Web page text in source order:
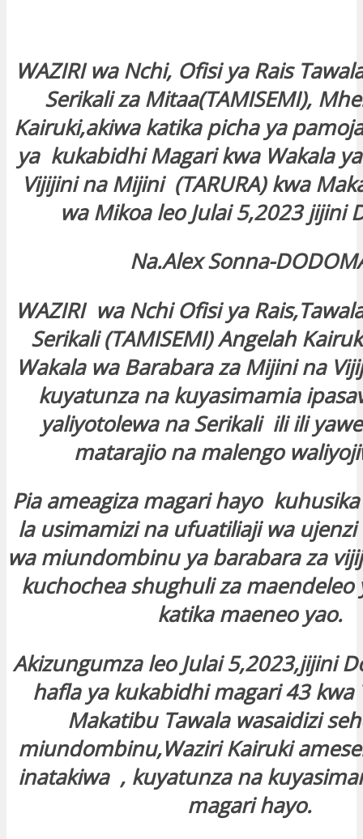
WAZIRI wa Nchi, Ofisi ya Rais
Serikali za Mitaa(TAMISEMI),
Kairuki,akiwa katika picha ya
ya kukabidhi Magari kwa Wakala
Vijijini na Mijini (TARURA) kwa
wa Mikoa leo Julai 5,2023 jijini
Na.Alex Sonna-
WAZIRI wa Nchi Ofisi ya
Serikali (TAMISEMI) Angelah
Wakala wa Barabara za Mijini na
kuyatunza na kuyasimamia
yaliyotolewa na Serikali ili ili
matarajio na malengo
Pia ameagiza magari hayo
la usimamizi na ufuatiliaji wa
wa miundombinu ya barabara za
kuchochea shughuli za maendeleo
katika maeneo yao.
Akizungumza leo Julai 5,2023,jijini
hafla ya kukabidhi magari 43 kwa
Makatibu Tawala wasaidizi
miundombinu,Waziri Kairuki
inatakiwa , kuyatunza na
magari hayo.